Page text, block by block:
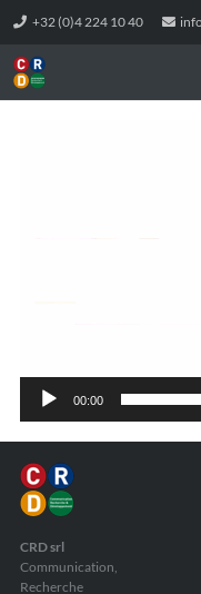
+32 (0)4 224 10 40
00:00
CRD srl
Communication,
Recherche